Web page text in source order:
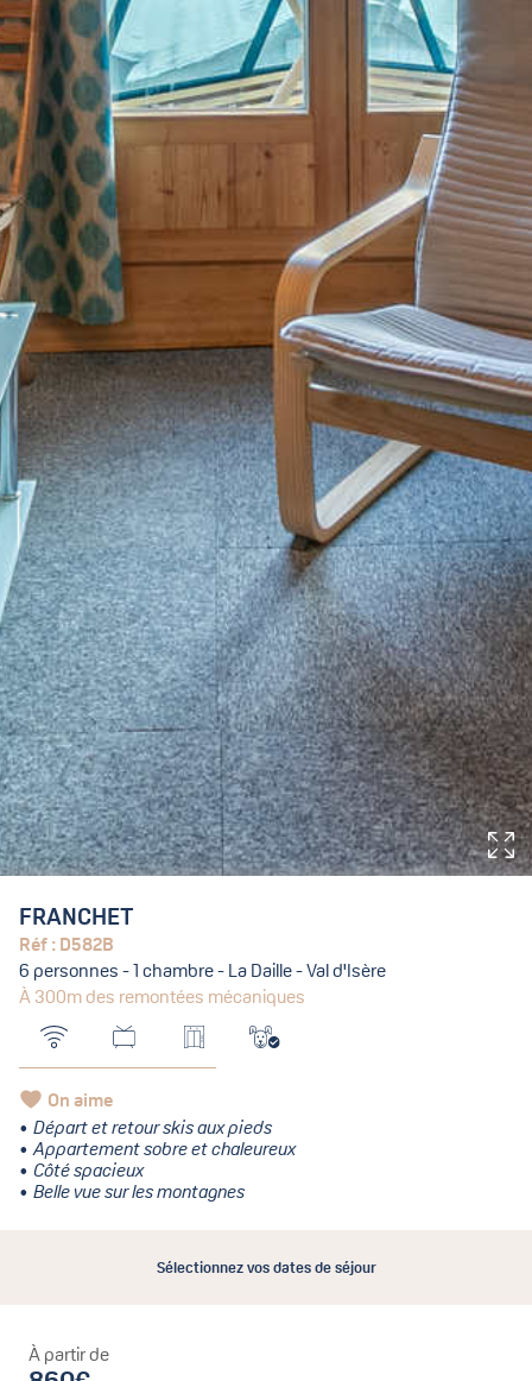
FRANCHET
Réf : D582B
6 personnes - 1 chambre - La Daille - Val d'Isère
À 300m des remontées mécaniques
On aime
Départ et retour skis aux pieds
Appartement sobre et chaleureux
Côté spacieux
Belle vue sur les montagnes
Sélectionnez vos dates de séjour
À partir de